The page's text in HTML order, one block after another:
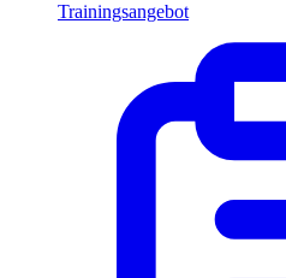
Trainingsangebot